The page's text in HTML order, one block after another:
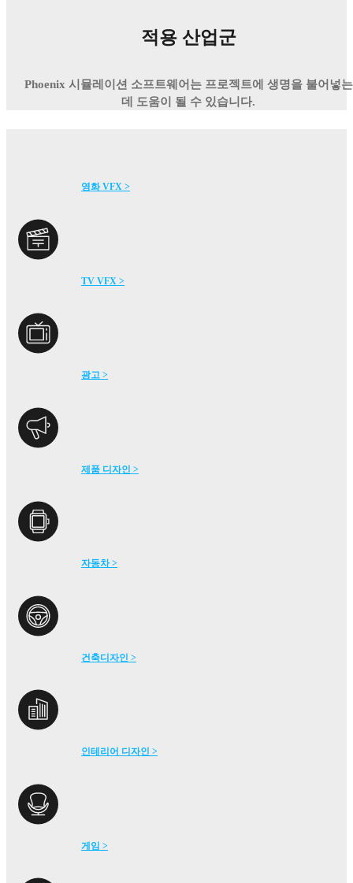
적용 산업군
Phoenix 시뮬레이션 소프트웨어는 프로젝트에 생명을 불어넣는
데 도움이 될 수 있습니다.
영화 VFX >
TV VFX >
광고 >
제품 디자인 >
자동차 >
건축디자인 >
인테리어 디자인 >
게임 >